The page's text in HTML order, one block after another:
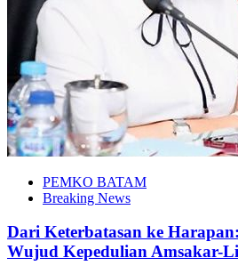
PEMKO BATAM
Breaking News
Dari Keterbatasan ke
Wujud Kepedulian Amsakar-